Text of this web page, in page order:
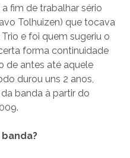
fim de trabalhar sério
Tolhuizen) que tocava
e foi quem sugeriu o
forma continuidade
de antes até aquele
durou uns 2 anos,
banda à partir do